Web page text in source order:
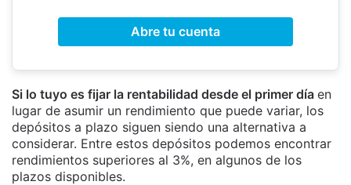
Abre tu cuenta
Si lo tuyo es fijar la rentabilidad desde el primer día en
lugar de asumir un rendimiento que puede variar, los
depósitos a plazo siguen siendo una alternativa a
considerar. Entre estos depósitos podemos encontrar
rendimientos superiores al 3%, en algunos de los
plazos disponibles.